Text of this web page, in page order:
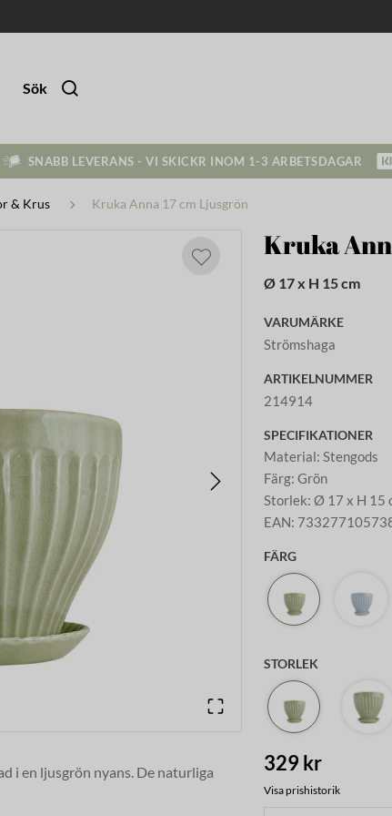
Sök
SNABB LEVERANS - VI SKICKR INOM 1-3 ARBETSDAGAR
& Krus Kruka Anna 17 cm Ljusgrön
i en ljusgrön nyans. De naturliga
Kruka
Ø 17 x H 15 cm
VARUMÄRKE
Strömshaga
ARTIKELNUMMER
214914
SPECIFIKATIONER
Material:Stengods
Färg:Grön
Storlek:Ø 17 x H 15
EAN:
FÄRG
STORLEK
329 kr
Visa prishistorik